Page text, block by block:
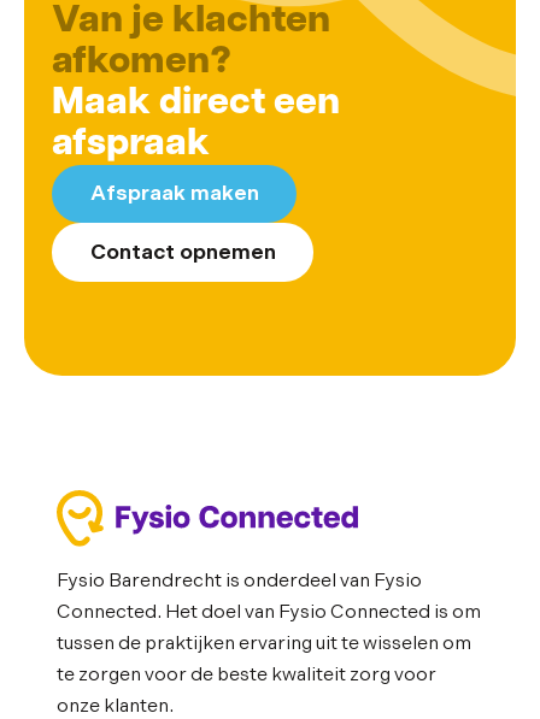
Van je klachten
afkomen?
Maak direct een
afspraak
Afspraak maken
Contact opnemen
Fysio Barendrecht is onderdeel van Fysio
Connected. Het doel van Fysio Connected is om
tussen de praktijken ervaring uit te wisselen om
te zorgen voor de beste kwaliteit zorg voor
onze klanten.